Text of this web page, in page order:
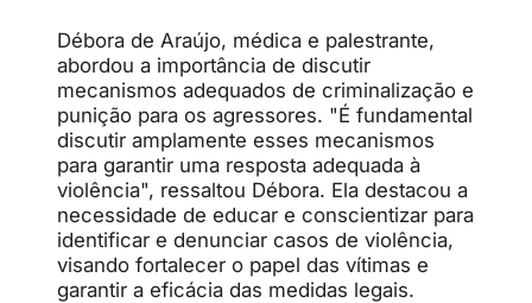
Débora de Araújo, médica e palestrante,
abordou a importância de discutir
mecanismos adequados de criminalização e
punição para os agressores. "É fundamental
discutir amplamente esses mecanismos
para garantir uma resposta adequada à
violência", ressaltou Débora. Ela destacou a
necessidade de educar e conscientizar para
identificar e denunciar casos de violência,
visando fortalecer o papel das vítimas e
garantir a eficácia das medidas legais.